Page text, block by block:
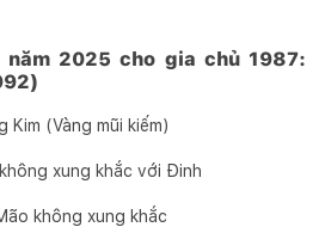
năm 2025 cho gia chủ 1987:
Kim (Vàng mũi kiếm)
xung khắc với Đinh
không xung khắc